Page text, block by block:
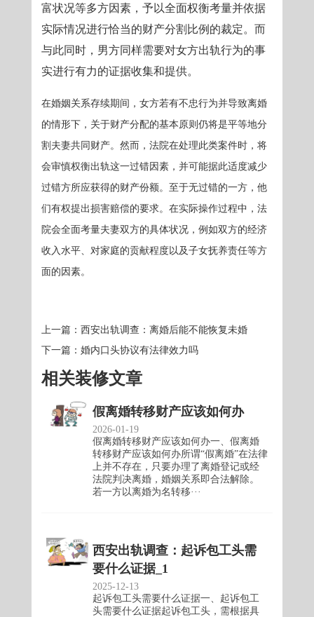
富状况等多方因素，予以全面权衡考量并依据
实际情况进行恰当的财产分割比例的裁定。而
与此同时，男方同样需要对女方出轨行为的事
实进行有力的证据收集和提供。
在婚姻关系存续期间，女方若有不忠行为并导致离婚
的情形下，关于财产分配的基本原则仍将是平等地分
割夫妻共同财产。然而，法院在处理此类案件时，将
会审慎权衡出轨这一过错因素，并可能据此适度减少
过错方所应获得的财产份额。至于无过错的一方，他
们有权提出损害赔偿的要求。在实际操作过程中，法
院会全面考量夫妻双方的具体状况，例如双方的经济
收入水平、对家庭的贡献程度以及子女抚养责任等方
面的因素。
上一篇：西安出轨调查：离婚后能不能恢复未婚
下一篇：婚内口头协议有法律效力吗
相关装修文章
假离婚转移财产应该如何办
2026-01-19
假离婚转移财产应该如何办一、假离婚
转移财产应该如何办所谓“假离婚”在法律
上并不存在，只要办理了离婚登记或经
法院判决离婚，婚姻关系即合法解除。
若一方以离婚为名转移···
西安出轨调查：起诉包工头需
要什么证据_1
2025-12-13
起诉包工头需要什么证据一、起诉包工
头需要什么证据起诉包工头，需根据具